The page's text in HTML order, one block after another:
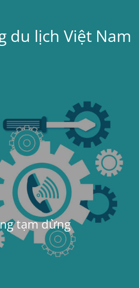
du lịch Việt Nam
tạm dừng